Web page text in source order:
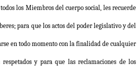
los Miembros del cuerpo social, les recuerde
para que los actos del poder legislativo y del
en todo momento con la finalidad de cualquier
y para que las reclamaciones de los